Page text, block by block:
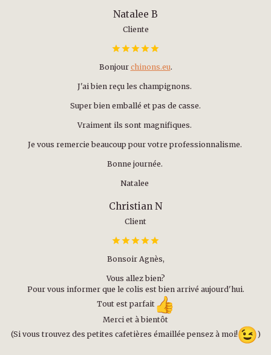
Natalee B
Cliente
Bonjour chinons.eu.
J'ai bien reçu les champignons.
Super bien emballé et pas de casse.
Vraiment ils sont magnifiques.
Je vous remercie beaucoup pour votre professionnalisme.
Bonne journée.
Natalee
Christian N
Client
Bonsoir Agnès,
Vous allez bien?
Pour vous informer que le colis est bien arrivé aujourd'hui.
Tout est parfait
Merci et à bientôt
(Si vous trouvez des petites cafetières émaillée pensez à moi!
)